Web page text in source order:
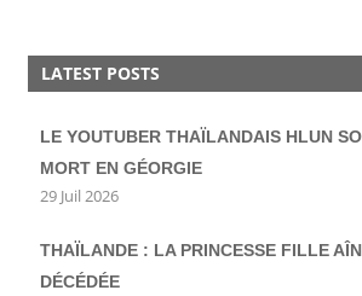
LATEST POSTS
LE YOUTUBER THAÏLANDAIS HLUN
MORT EN GÉORGIE
29 Juil 2026
THAÏLANDE : LA PRINCESSE FILLE
DÉCÉDÉE